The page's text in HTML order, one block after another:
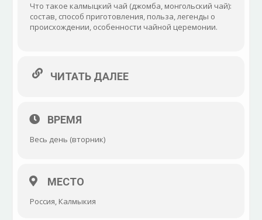
Что такое калмыцкий чай (джомба, монгольский чай):
состав, способ приготовления, польза, легенды о
происхождении, особенности чайной церемонии.
ЧИТАТЬ ДАЛЕЕ
ВРЕМЯ
Весь день (вторник)
МЕСТО
Россия, Калмыкия